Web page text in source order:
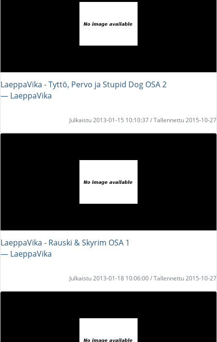
LaeppaVika - Tyttö, Pervo ja Stupid Dog OSA 2
― LaeppaVika
Julkaistu 2013-01-15 10:10:37 / Tallennettu 2015-10-27
LaeppaVika - Rauski & Skyrim OSA 1
― LaeppaVika
Julkaistu 2013-01-18 10:06:00 / Tallennettu 2015-10-27